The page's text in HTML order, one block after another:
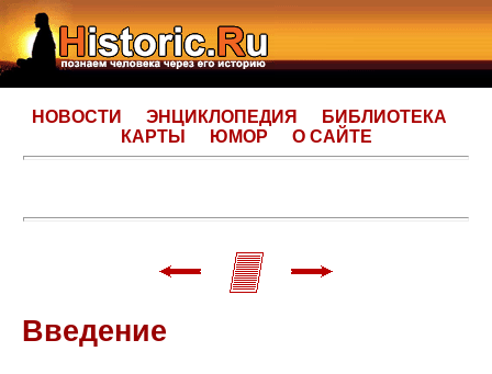
НОВОСТИ ЭНЦИКЛОПЕДИЯ
БИБЛИОТЕКА
КАРТЫ
ЮМОР О САЙТЕ
Введение